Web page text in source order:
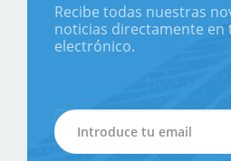
Recibe todas nuestras
noticias directamente en
electrónico.